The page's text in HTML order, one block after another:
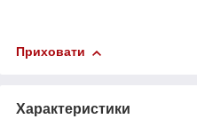
Приховати
Характеристики